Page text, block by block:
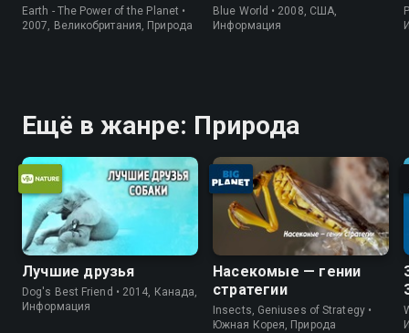
Earth - The Power of the Planet •
2007, Великобритания, Природа
Blue World • 2008, США,
Информация
Ещё в жанре: Природа
Лучшие друзья
Dog's Best Friend • 2014, Канада,
Информация
Насекомые — гении
стратегии
Insects, Geniuses of Strategy •
Южная Корея, Природа